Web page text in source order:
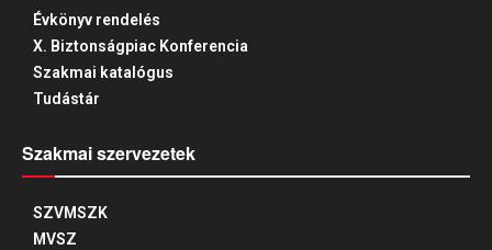
Évkönyv rendelés
X. Biztonságpiac Konferencia
Szakmai katalógus
Tudástár
Szakmai szervezetek
SZVMSZK
MVSZ